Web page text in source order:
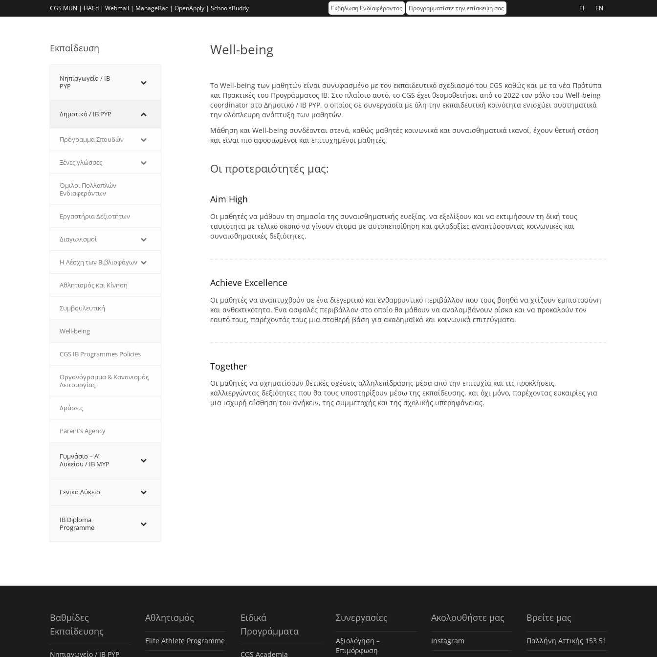
CGS MUN | HAEd | Webmail | ManageBac | OpenApply | SchoolsBuddy Εκδήλωση Ενδιαφέροντος Προγραμματίστε την επίσκεψη σας EL EN
Well-being
Το Well-being των μαθητών είναι συνυφασμένo με τον εκπαιδευτικό σχεδιασμό του CGS καθώς και με τα νέα Πρότυπα
και Πρακτικές του Προγράμματος ΙΒ. Στο πλαίσιο αυτό, το CGS έχει θεσμοθετήσει από το 2022 τον ρόλο του Well-being
coordinator στο Δημοτικό / ΙΒ PYP, ο οποίος σε συνεργασία με όλη την εκπαιδευτική κοινότητα ενισχύει συστηματικά
την ολόπλευρη ανάπτυξη των μαθητών.
Μάθηση και Well-being συνδέονται στενά, καθώς μαθητές κοινωνικά και συναισθηματικά ικανοί, έχουν θετική στάση
και είναι πιο αφοσιωμένοι και επιτυχημένοι μαθητές.
Οι προτεραιότητές μας:
Aim High
Οι μαθητές να μάθουν τη σημασία της συναισθηματικής ευεξίας, να εξελίξουν και να εκτιμήσουν τη δική τους
ταυτότητα με τελικό σκοπό να γίνουν άτομα με αυτοπεποίθηση και φιλοδοξίες αναπτύσσοντας κοινωνικές και
συναισθηματικές δεξιότητες.
Achieve Excellence
Οι μαθητές να αναπτυχθούν σε ένα διεγερτικό και ενθαρρυντικό περιβάλλον που τους βοηθά να χτίζουν εμπιστοσύνη
και ανθεκτικότητα. Ένα ασφαλές περιβάλλον στο οποίο θα μάθουν να αναλαμβάνουν ρίσκα και να προκαλούν τον
εαυτό τους, παρέχοντάς τους μια σταθερή βάση για ακαδημαϊκά και κοινωνικά επιτεύγματα.
Together
Οι μαθητές να σχηματίσουν θετικές σχέσεις αλληλεπίδρασης μέσα από την επιτυχία και τις προκλήσεις,
καλλιεργώντας δεξιότητες που θα τους υποστηρίξουν μέσω της εκπαίδευσης, και όχι μόνο, παρέχοντας ευκαιρίες για
μια ισχυρή αίσθηση του ανήκειν, της συμμετοχής και της σχολικής υπερηφάνειας.
Εκπαίδευση
Νηπιαγωγείο / IB
PYP
Δημοτικό / IB PYP
Πρόγραμμα Σπουδών
Ξένες γλώσσες
Όμιλοι Πολλαπλών
Ενδιαφερόντων
Εργαστήρια Δεξιοτήτων
Διαγωνισμοί
Η Λέσχη των Βιβλιοφάγων
Αθλητισμός και Κίνηση
Συμβουλευτική
Well-being
CGS IB Programmes Policies
Οργανόγραμμα & Κανονισμός
Λειτουργίας
Δράσεις
Parent’s Agency
Γυμνάσιο – Α’
Λυκείου / IB MYP
Γενικό Λύκειο
IB Diploma
Programme
Βαθμίδες
Εκπαίδευσης
Νηπιαγωγείο / IB PYP
Αθλητισμός
Elite Athlete Programme
Ειδικά
Προγράμματα
CGS Academia
Συνεργασίες
Αξιολόγηση –
Επιμόρφωση
Ακολουθήστε μας
Instagram
Βρείτε μας
Παλλήνη Αττικής 153 51